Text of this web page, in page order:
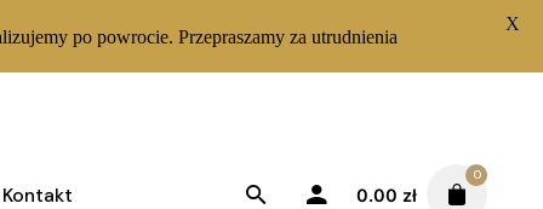
Kontakt 0.00 zł
0
po powrocie. Przepraszamy za utrudnienia
X